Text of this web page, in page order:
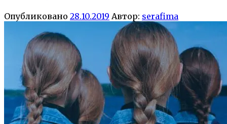
Опубликовано 28.10.2019 Автор: serafima